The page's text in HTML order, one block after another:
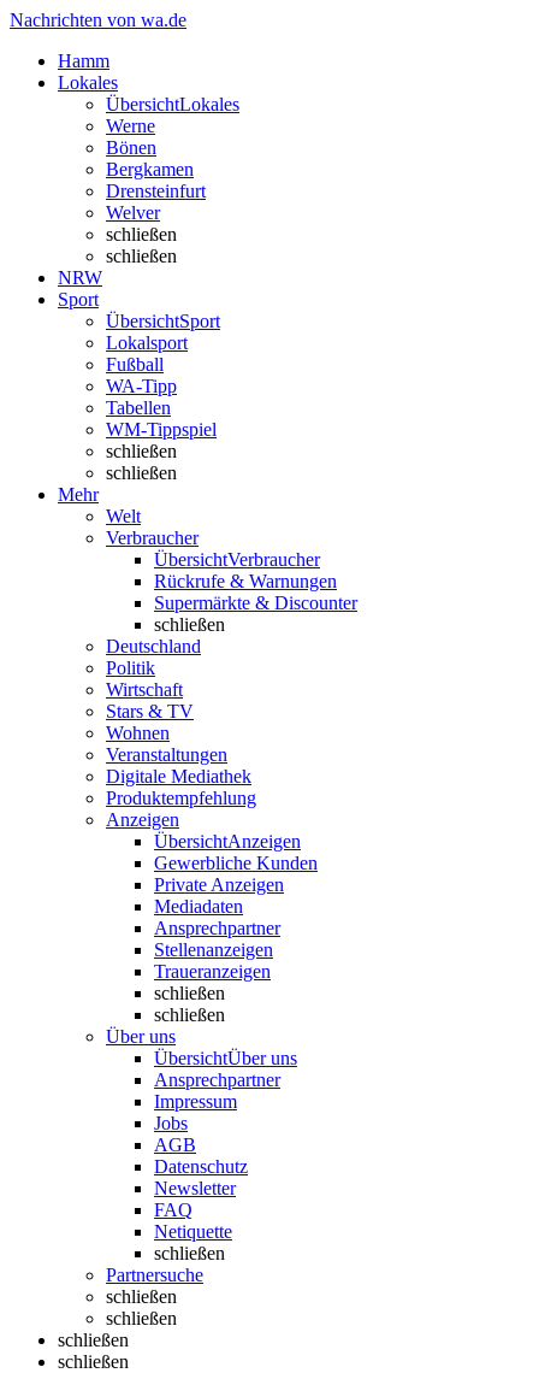
Nachrichten von wa.de
Hamm
Lokales
ÜbersichtLokales
Werne
Bönen
Bergkamen
Drensteinfurt
Welver
schließen
schließen
NRW
Sport
ÜbersichtSport
Lokalsport
Fußball
WA-Tipp
Tabellen
WM-Tippspiel
schließen
schließen
Mehr
Welt
Verbraucher
ÜbersichtVerbraucher
Rückrufe & Warnungen
Supermärkte & Discounter
schließen
Deutschland
Politik
Wirtschaft
Stars & TV
Wohnen
Veranstaltungen
Digitale Mediathek
Produktempfehlung
Anzeigen
ÜbersichtAnzeigen
Gewerbliche Kunden
Private Anzeigen
Mediadaten
Ansprechpartner
Stellenanzeigen
Traueranzeigen
schließen
schließen
Über uns
ÜbersichtÜber uns
Ansprechpartner
Impressum
Jobs
AGB
Datenschutz
Newsletter
FAQ
Netiquette
schließen
Partnersuche
schließen
schließen
schließen
schließen